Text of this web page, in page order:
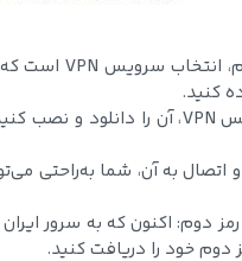
و اتصال به آن، شما به‌راحتی
اکنون که به سرور
خود را دریافت کنید.